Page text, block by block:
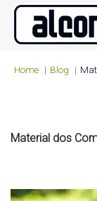
Home Blog
Material dos